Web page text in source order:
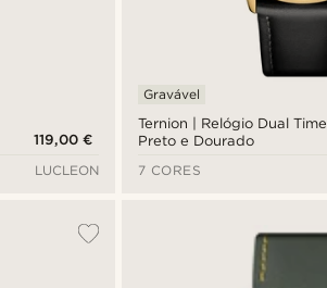
119,00 €
LUCLEON
Ternion | Relógio Dual Time
Preto e Dourado
Gravável
7 CORES